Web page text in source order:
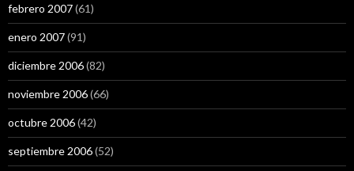
febrero 2007(61)
enero 2007(91)
diciembre 2006(82)
noviembre 2006(66)
octubre 2006(42)
septiembre 2006(52)